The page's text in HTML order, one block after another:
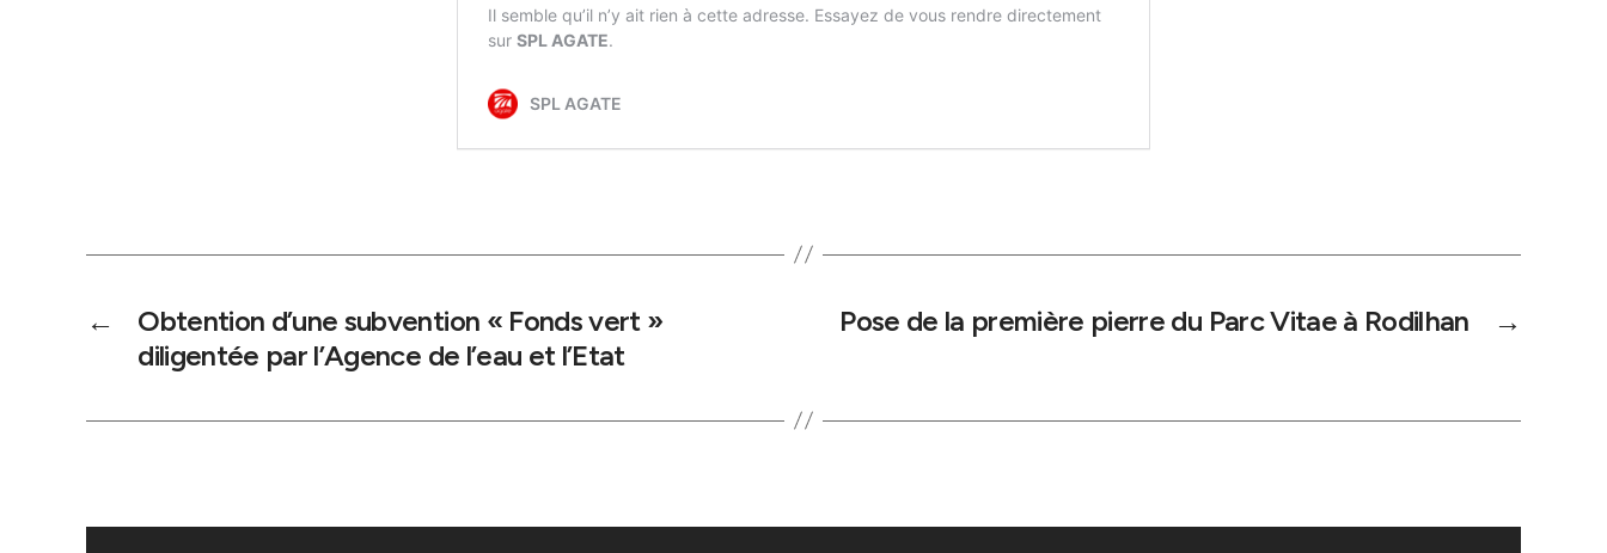
←
Obtention d’une subvention « Fonds vert »
diligentée par l’Agence de l’eau et l’Etat
→
Pose de la première pierre du Parc Vitae à Rodilhan